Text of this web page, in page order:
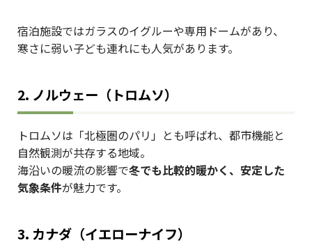
宿泊施設ではガラスのイグルーや専用ドームがあり、
寒さに弱い子ども連れにも人気があります。
2. ノルウェー（トロムソ）
トロムソは「北極圏のパリ」とも呼ばれ、都市機能と
自然観測が共存する地域。
海沿いの暖流の影響で冬でも比較的暖かく、安定した
気象条件が魅力です。
3. カナダ（イエローナイフ）